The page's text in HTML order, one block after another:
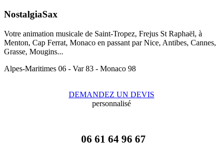
NostalgiaSax
Votre animation musicale de Saint-Tropez, Frejus St Raphaël, à
Menton, Cap Ferrat, Monaco en passant par Nice, Antibes, Cannes,
Grasse, Mougins...
Alpes-Maritimes 06 - Var 83 - Monaco 98
DEMANDEZ UN DEVIS
personnalisé
06 61 64 96 67